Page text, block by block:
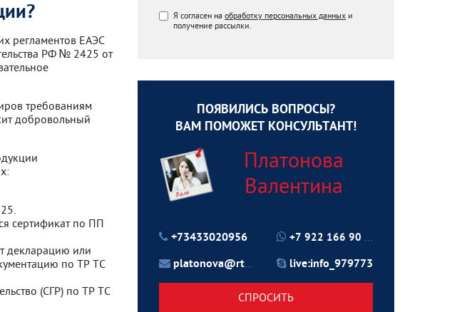
регламентов ЕАЭС
РФ № 2425 от
требованиям
добровольный
сертификат по ПП
декларацию или
по ТР ТС
(СГР) по ТР ТС
Я согласен на обработку персональных данных и
получение рассылки.
ПОЯВИЛИСЬ ВОПРОСЫ?
ВАМ ПОМОЖЕТ КОНСУЛЬТАНТ!
Платонова
Валентина
+73433020956
platonova@rtu24.ru
+7 922 166 90 70
live:info_979773
СПРОСИТЬ